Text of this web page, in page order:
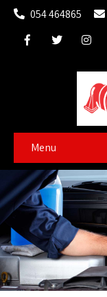
054 464865
Menu